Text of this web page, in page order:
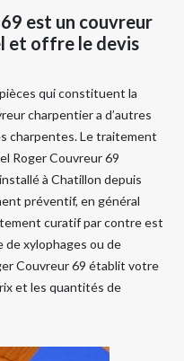
est un couvreur
et offre le devis
qui constituent la
charpentier a d’autres
charpentes. Le traitement
Roger Couvreur 69
à Chatillon depuis
préventif, en général
curatif par contre est
de xylophages ou de
Couvreur 69 établit votre
et les quantités de